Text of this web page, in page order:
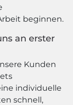
beginnen.
an erster
Kunden
individuelle
schnell,